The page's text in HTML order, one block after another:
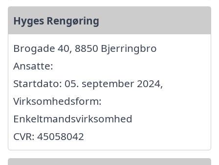
Hyges Rengøring
Brogade 40, 8850 Bjerringbro
Ansatte:
Startdato: 05. september 2024,
Virksomhedsform:
Enkeltmandsvirksomhed
CVR: 45058042